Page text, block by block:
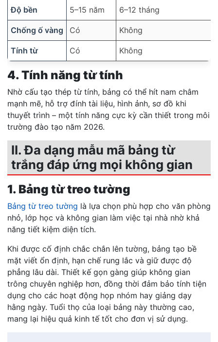
Độ bền 5–15 năm 6–12 tháng
Chống ố vàng Có Không
Tính từ Có Không
4. Tính năng từ tính
Nhờ cấu tạo thép từ tính, bảng có thể hít nam châm
mạnh mẽ, hỗ trợ đính tài liệu, hình ảnh, sơ đồ khi
thuyết trình – một tính năng cực kỳ cần thiết trong môi
trường đào tạo năm 2026.
II. Đa dạng mẫu mã bảng từ
trắng đáp ứng mọi không gian
1. Bảng từ treo tường
Bảng từ treo tường là lựa chọn phù hợp cho văn phòng
nhỏ, lớp học và không gian làm việc tại nhà nhờ khả
năng tiết kiệm diện tích.
Khi được cố định chắc chắn lên tường, bảng tạo bề
mặt viết ổn định, hạn chế rung lắc và giữ được độ
phẳng lâu dài. Thiết kế gọn gàng giúp không gian
trông chuyên nghiệp hơn, đồng thời đảm bảo tính tiện
dụng cho các hoạt động họp nhóm hay giảng dạy
hằng ngày. Tuổi thọ của loại bảng này thường cao,
mang lại hiệu quả kinh tế tốt cho đơn vị sử dụng.